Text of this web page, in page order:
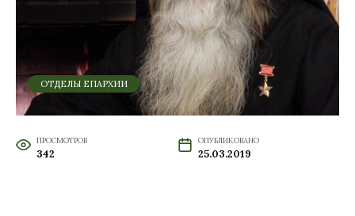
ОТДЕЛЫ ЕПАРХИИ
ПРОСМОТРОВ
342
ОПУБЛИКОВАНО
25.03.2019